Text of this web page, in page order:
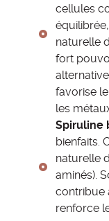
cellules
naturelle
fort
favorise
les
Spiruline
bienfaits.
naturelle
aminés).
contribue
renforce